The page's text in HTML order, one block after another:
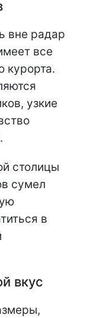
вне радар
все
курорта.
узкие
столицы
сумел
в
вкус